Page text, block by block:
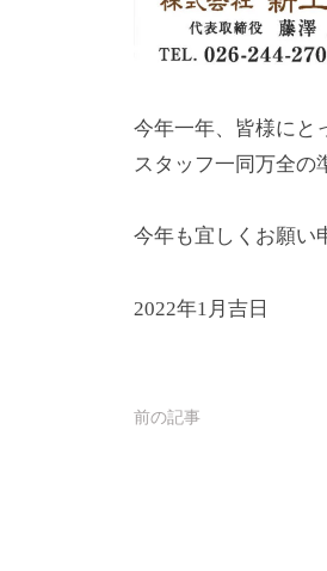
今年一年、皆様にと
スタッフ一同万全の
今年も宜しくお願い
2022年1月吉日
前の記事